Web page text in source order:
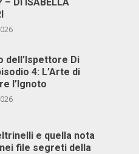
dell’Ispettore Di
4: L’Arte di
l’Ignoto
e quella nota
file segreti della